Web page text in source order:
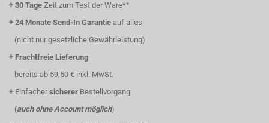
+ 30 Tage Zeit zum Test der Ware**
+ 24 Monate Send-In Garantie auf alles
(nicht nur gesetzliche Gewährleistung)
+ Frachtfreie Lieferung
bereits ab 59,50 € inkl. MwSt.
+ Einfacher sicherer Bestellvorgang
(auch ohne Account möglich)